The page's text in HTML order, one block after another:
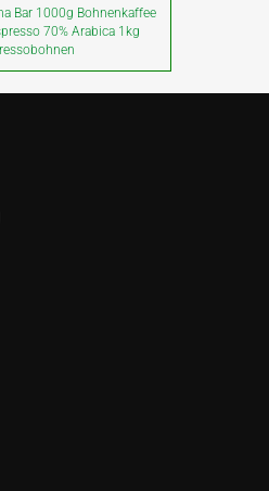
Bar 1000g Bohnenkaffee
70% Arabica 1kg